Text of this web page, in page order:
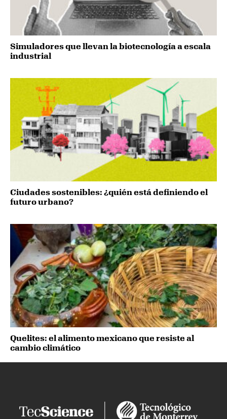
Simuladores que llevan la biotecnología a escala
industrial
Ciudades sostenibles: ¿quién está definiendo el
futuro urbano?
Quelites: el alimento mexicano que resiste al
cambio climático